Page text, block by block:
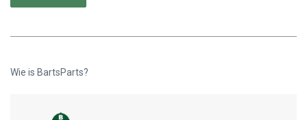
Wie is BartsParts?